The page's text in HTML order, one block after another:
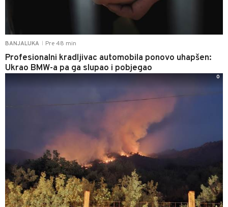
BANJALUKA Pre 48 min
Profesionalni kradljivac automobila ponovo uhapšen:
Ukrao BMW-a pa ga slupao i pobjegao
0